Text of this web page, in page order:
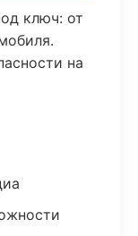
ключ: от
на